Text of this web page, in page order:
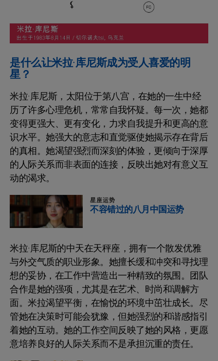
是什么让米拉·库尼斯成为受人喜爱的明
星？
米拉·库尼斯，太阳位于第八宫，在她的一生中经
历了许多心理危机，常常自我怀疑。每一次，她都
变得更强大、更有变化，力求自我提升和更高的意
识水平。她强大的意志和直觉驱使她揭示存在背后
的真相。她渴望强烈而深刻的体验，更倾向于深厚
的人际关系而非表面的连接，反映出她对有意义互
动的渴求。
星座运势
不容错过的八月中国运势
米拉·库尼斯的中天在天秤座，拥有一个散发优雅
与外交气质的职业形象。她擅长缓和冲突和寻找理
想的妥协，在工作中营造出一种精致的氛围。团队
合作是她的强项，尤其是在艺术、时尚和调解方
面。米拉渴望平衡，在愉悦的环境中茁壮成长。尽
管她在决策时可能会犹豫，但她强烈的和谐感指引
着她的互动。她的工作空间反映了她的风格，更愿
意培养良好的人际关系而不是承担沉重的责任。